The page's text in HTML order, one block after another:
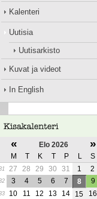
Kalenteri
Uutisia
Uutisarkisto
Kuvat ja videot
In English
« Elo 2026 »
M T K T P L S
27 28 29 30 31 1 2
3 4 5 6 7 8 9
10 11 12 13 14 15 16